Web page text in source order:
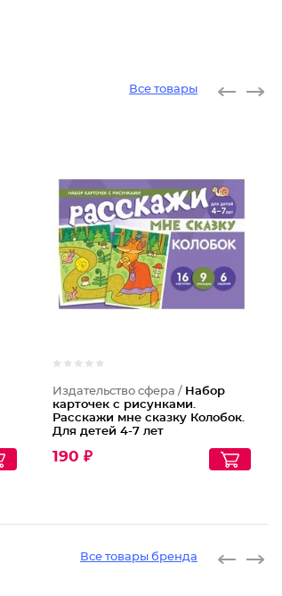
Все товары
Издательство сфера / Набор
карточек с рисунками.
Расскажи мне сказку Колобок.
Для детей 4-7 лет
190 ₽
Все товары бренда